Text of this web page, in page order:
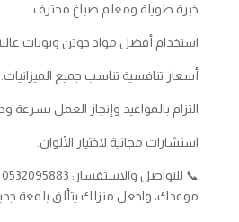
خبرة طويلة ومعلم صباغ محترف.
استخدام أفضل مواد جوتن وبويات
أسعار تنافسية تناسب جميع الميزانيات.
التزام بالمواعيد وإنجاز العمل بسرعة
استشارات مجانية لاختيار الألوان.
موعدك، واجعل منزلك يتألق بلمعة